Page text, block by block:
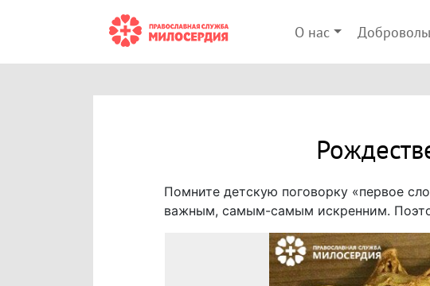
О нас
Помните детскую поговорку «первое
важным, самым-самым искренним.